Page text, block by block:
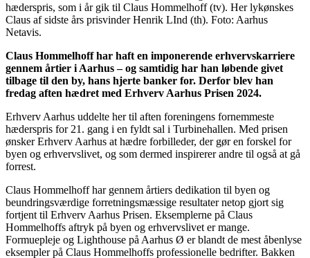
hæderspris, som i år gik til Claus Hommelhoff (tv). Her lykønskes
Claus af sidste års prisvinder Henrik LInd (th). Foto: Aarhus
Netavis.
Claus Hommelhoff har haft en imponerende erhvervskarriere
gennem årtier i Aarhus – og samtidig har han løbende givet
tilbage til den by, hans hjerte banker for. Derfor blev han
fredag aften hædret med Erhverv Aarhus Prisen 2024.
Erhverv Aarhus uddelte her til aften foreningens fornemmeste
hæderspris for 21. gang i en fyldt sal i Turbinehallen. Med prisen
ønsker Erhverv Aarhus at hædre forbilleder, der gør en forskel for
byen og erhvervslivet, og som dermed inspirerer andre til også at gå
forrest.
Claus Hommelhoff har gennem årtiers dedikation til byen og
beundringsværdige forretningsmæssige resultater netop gjort sig
fortjent til Erhverv Aarhus Prisen. Eksemplerne på Claus
Hommelhoffs aftryk på byen og erhvervslivet er mange.
Formuepleje og Lighthouse på Aarhus Ø er blandt de mest åbenlyse
eksempler på Claus Hommelhoffs professionelle bedrifter. Bakken